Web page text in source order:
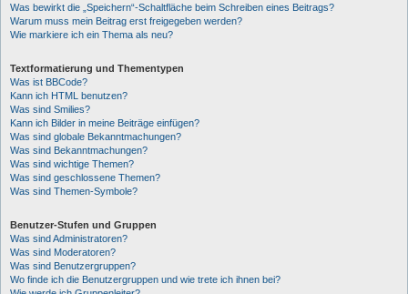
Was bewirkt die „Speichern“-Schaltfläche beim Schreiben eines Beitrags?
Warum muss mein Beitrag erst freigegeben werden?
Wie markiere ich ein Thema als neu?
Textformatierung und Thementypen
Was ist BBCode?
Kann ich HTML benutzen?
Was sind Smilies?
Kann ich Bilder in meine Beiträge einfügen?
Was sind globale Bekanntmachungen?
Was sind Bekanntmachungen?
Was sind wichtige Themen?
Was sind geschlossene Themen?
Was sind Themen-Symbole?
Benutzer-Stufen und Gruppen
Was sind Administratoren?
Was sind Moderatoren?
Was sind Benutzergruppen?
Wo finde ich die Benutzergruppen und wie trete ich ihnen bei?